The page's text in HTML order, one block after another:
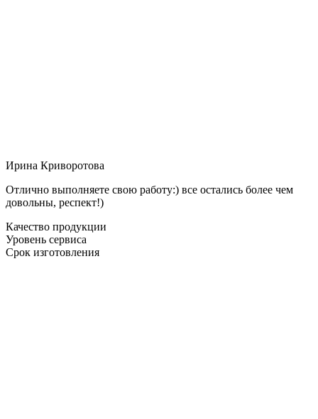
Ирина Криворотова
Отлично выполняете свою работу:) все остались более чем
довольны, респект!)
Качество продукции
Уровень сервиса
Срок изготовления